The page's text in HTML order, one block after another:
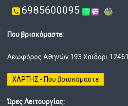
6985600095
Που βρισκόμαστε:
Λεωφόρος Αθηνών 193 Χαϊδάρι 12461
ΧΑΡΤΗΣ - Που βρισκόμαστε
Ώρες Λειτουργίας: